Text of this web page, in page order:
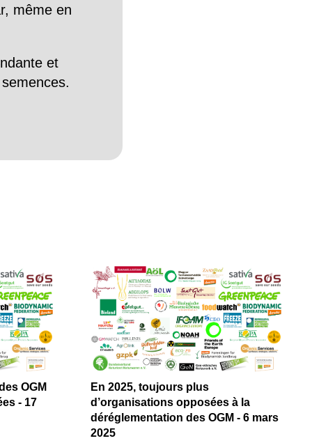
même en
et
OGM
- 17
En 2025, toujours plus
d’organisations opposées à la
déréglementation des OGM - 6 mars
2025